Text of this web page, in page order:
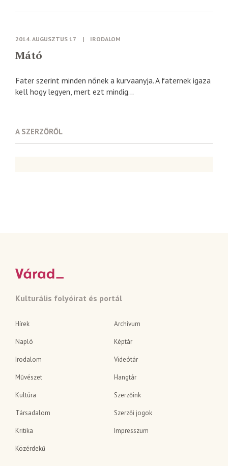
2014. AUGUSZTUS 17 | IRODALOM
Mátó
Fater szerint minden nőnek a kurvaanyja. A faternek igaza
kell hogy legyen, mert ezt mindig...
A SZERZŐRŐL
Kulturális folyóirat és portál
Hírek
Napló
Irodalom
Művészet
Kultúra
Társadalom
Kritika
Közérdekű
Archívum
Képtár
Videótár
Hangtár
Szerzőink
Szerzői jogok
Impresszum